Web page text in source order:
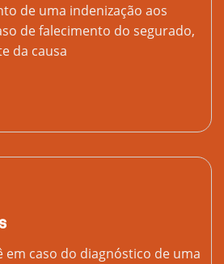
de uma indenização aos
de falecimento do segurado,
da causa
em caso do diagnóstico de uma